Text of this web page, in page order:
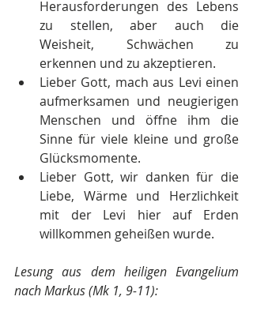
Herausforderungen des Lebens
zu stellen, aber auch die
Weisheit, Schwächen zu
erkennen und zu akzeptieren.
Lieber Gott, mach aus Levi einen
aufmerksamen und neugierigen
Menschen und öffne ihm die
Sinne für viele kleine und große
Glücksmomente.
Lieber Gott, wir danken für die
Liebe, Wärme und Herzlichkeit
mit der Levi hier auf Erden
willkommen geheißen wurde.
Lesung aus dem heiligen Evangelium
nach Markus (Mk 1, 9-11):